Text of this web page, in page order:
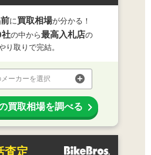
に買取相場が分かる！
社の中から最高入札店の
り取りで完結。
ーカーを選択
買取相場を調べる
査定